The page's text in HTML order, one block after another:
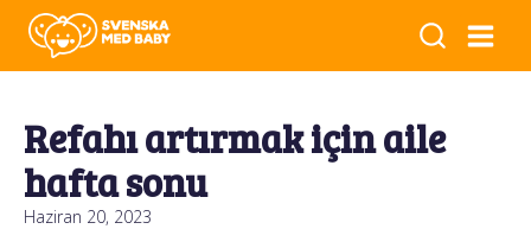
Refahı artırmak için aile
hafta sonu
Haziran 20, 2023